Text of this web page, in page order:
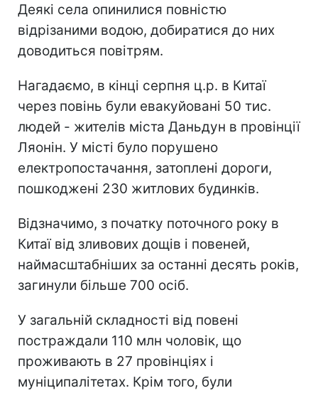
Деякі села опинилися повністю
відрізаними водою, добиратися до них
доводиться повітрям.
Нагадаємо, в кінці серпня ц.р. в Китаї
через повінь були евакуйовані 50 тис.
людей - жителів міста Даньдун в провінції
Ляонін. У місті було порушено
електропостачання, затоплені дороги,
пошкоджені 230 житлових будинків.
Відзначимо, з початку поточного року в
Китаї від зливових дощів і повеней,
наймасштабніших за останні десять років,
загинули більше 700 осіб.
У загальній складності від повені
постраждали 110 млн чоловік, що
проживають в 27 провінціях і
муніципалітетах. Крім того, були